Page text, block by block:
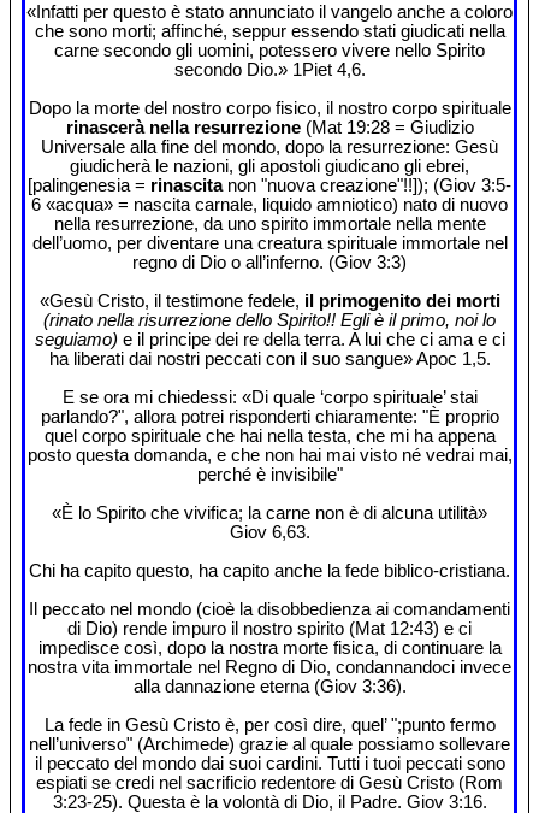
«Infatti per questo è stato annunciato il vangelo anche a coloro
che sono morti; affinché, seppur essendo stati giudicati nella
carne secondo gli uomini, potessero vivere nello Spirito
secondo Dio.» 1Piet 4,6.
Dopo la morte del nostro corpo fisico, il nostro corpo spirituale
rinascerà nella resurrezione(Mat 19:28 = Giudizio
Universale alla fine del mondo, dopo la resurrezione: Gesù
giudicherà le nazioni, gli apostoli giudicano gli ebrei,
[palingenesia = rinascitanon "nuova creazione"!!]); (Giov 3:5-
6 «acqua» = nascita carnale, liquido amniotico) nato di nuovo
nella resurrezione, da uno spirito immortale nella mente
dell’uomo, per diventare una creatura spirituale immortale nel
regno di Dio o all’inferno. (Giov 3:3)
«Gesù Cristo, il testimone fedele, il primogenito dei morti
(rinato nella risurrezione dello Spirito!! Egli è il primo, noi lo
seguiamo) e il principe dei re della terra. A lui che ci ama e ci
ha liberati dai nostri peccati con il suo sangue» Apoc 1,5.
E se ora mi chiedessi: «Di quale ‘corpo spirituale’ stai
parlando?", allora potrei risponderti chiaramente: "È proprio
quel corpo spirituale che hai nella testa, che mi ha appena
posto questa domanda, e che non hai mai visto né vedrai mai,
perché è invisibile"
«È lo Spirito che vivifica; la carne non è di alcuna utilità»
Giov 6,63.
Chi ha capito questo, ha capito anche la fede biblico-cristiana.
Il peccato nel mondo (cioè la disobbedienza ai comandamenti
di Dio) rende impuro il nostro spirito (Mat 12:43) e ci
impedisce così, dopo la nostra morte fisica, di continuare la
nostra vita immortale nel Regno di Dio, condannandoci invece
alla dannazione eterna (Giov 3:36).
La fede in Gesù Cristo è, per così dire, quel’ ";punto fermo
nell’universo" (Archimede) grazie al quale possiamo sollevare
il peccato del mondo dai suoi cardini. Tutti i tuoi peccati sono
espiati se credi nel sacrificio redentore di Gesù Cristo (Rom
3:23-25). Questa è la volontà di Dio, il Padre. Giov 3:16.